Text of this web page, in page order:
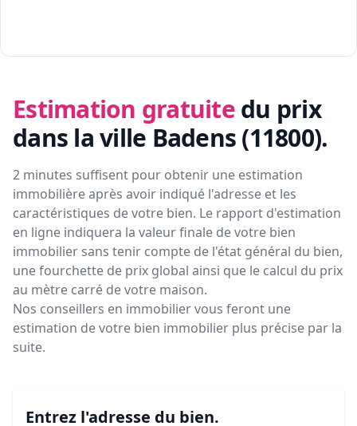
Estimation gratuite du prix
dans la ville Badens (11800).
2 minutes suffisent pour obtenir une estimation
immobilière après avoir indiqué l'adresse et les
caractéristiques de votre bien. Le rapport d'estimation
en ligne indiquera la valeur finale de votre bien
immobilier sans tenir compte de l'état général du bien,
une fourchette de prix global ainsi que le calcul du prix
au mètre carré de votre maison.
Nos conseillers en immobilier vous feront une
estimation de votre bien immobilier plus précise par la
suite.
Entrez l'adresse du bien.